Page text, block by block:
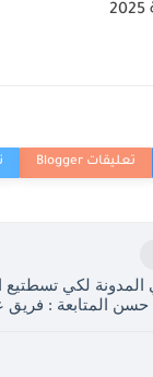
تنسيق دبلوم الزراعة 2025
لكي تسطتيع
المتابعة :